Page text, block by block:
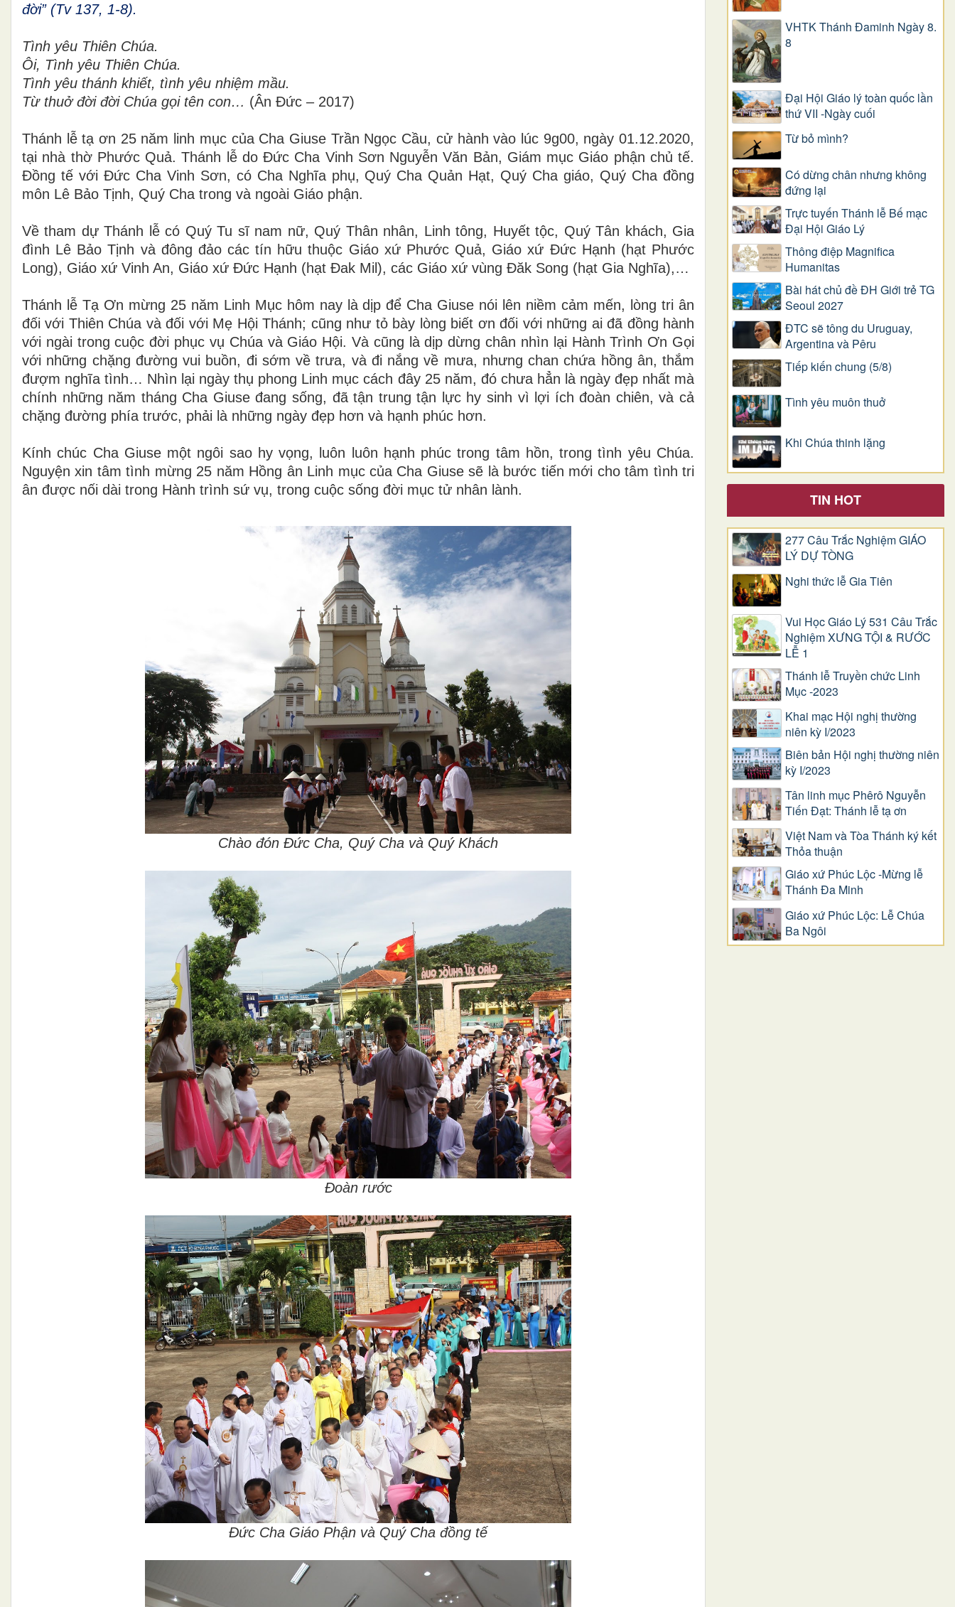
đời” (Tv 137, 1-8).
Tình yêu Thiên Chúa.
Ôi, Tình yêu Thiên Chúa.
Tình yêu thánh khiết, tình yêu nhiệm mầu.
Từ thuở đời đời Chúa gọi tên con… (Ân Đức – 2017)
Thánh lễ tạ ơn 25 năm linh mục của Cha Giuse Trần Ngọc Cầu, cử hành vào lúc 9g00, ngày 01.12.2020,
tại nhà thờ Phước Quả.Thánh lễ do Đức Cha Vinh Sơn Nguyễn Văn Bản, Giám mục Giáo phận chủ tế.
Đồng tế với Đức Cha Vinh Sơn, có Cha Nghĩa phụ, Quý Cha Quản Hạt, Quý Cha giáo, Quý Cha đồng
môn Lê Bảo Tịnh, Quý Cha trong và ngoài Giáo phận.
Về tham dự Thánh lễ có Quý Tu sĩ nam nữ, Quý Thân nhân, Linh tông, Huyết tộc, Quý Tân khách, Gia
đình Lê Bảo Tịnh và đông đảo các tín hữu thuộc Giáo xứ Phước Quả, Giáo xứ Đức Hạnh (hạt Phước
Long), Giáo xứ Vinh An, Giáo xứ Đức Hạnh (hạt Đak Mil), các Giáo xứ vùng Đăk Song (hạt Gia Nghĩa),…
Thánh lễ Tạ Ơn mừng 25 năm Linh Mục hôm nay là dịp để Cha Giuse nói lên niềm cảm mến, lòng tri ân
đối với Thiên Chúa và đối với Mẹ Hội Thánh; cũng như tỏ bày lòng biết ơn đối với những ai đã đồng hành
với ngài trong cuộc đời phục vụ Chúa và Giáo Hội. Và cũng là dịp dừng chân nhìn lại Hành Trình Ơn Gọi
với những chặng đường vui buồn, đi sớm về trưa, và đi nắng về mưa, nhưng chan chứa hồng ân, thắm
đượm nghĩa tình… Nhìn lại ngày thụ phong Linh mục cách đây 25 năm, đó chưa hẳn là ngày đẹp nhất mà
chính những năm tháng Cha Giuse đang sống, đã tận trung tận lực hy sinh vì lợi ích đoàn chiên, và cả
chặng đường phía trước, phải là những ngày đẹp hơn và hạnh phúc hơn.
Kính chúc Cha Giuse một ngôi sao hy vọng, luôn luôn hạnh phúc trong tâm hồn, trong tình yêu Chúa.
Nguyện xin tâm tình mừng 25 năm Hồng ân Linh mục của Cha Giuse sẽ là bước tiến mới cho tâm tình tri
ân được nối dài trong Hành trình sứ vụ, trong cuộc sống đời mục tử nhân lành.
Chào đón Đức Cha, Quý Cha và Quý Khách
Đoàn rước
Đức Cha Giáo Phận và Quý Cha đồng tế
VHTK Thánh Đaminh Ngày 8.
8
Đại Hội Giáo lý toàn quốc lần
thứ VII -Ngày cuối
Từ bỏ mình?
Có dừng chân nhưng không
đứng lại
Trực tuyến Thánh lễ Bế mạc
Đại Hội Giáo Lý
Thông điệp Magnifica
Humanitas
Bài hát chủ đề ĐH Giới trẻ TG
Seoul 2027
ĐTC sẽ tông du Uruguay,
Argentina và Pêru
Tiếp kiến chung (5/8)
Tình yêu muôn thuở
Khi Chúa thinh lặng
TIN HOT
277 Câu Trắc Nghiệm GIÁO
LÝ DỰ TÒNG
Nghi thức lễ Gia Tiên
Vui Học Giáo Lý 531 Câu Trắc
Nghiệm XƯNG TỘI & RƯỚC
LỄ 1
Thánh lễ Truyền chức Linh
Mục -2023
Khai mạc Hội nghị thường
niên kỳ I/2023
Biên bản Hội nghị thường niên
kỳ I/2023
Tân linh mục Phêrô Nguyễn
Tiến Đạt: Thánh lễ tạ ơn
Việt Nam và Tòa Thánh ký kết
Thỏa thuận
Giáo xứ Phúc Lộc -Mừng lễ
Thánh Đa Minh
Giáo xứ Phúc Lộc: Lễ Chúa
Ba Ngôi